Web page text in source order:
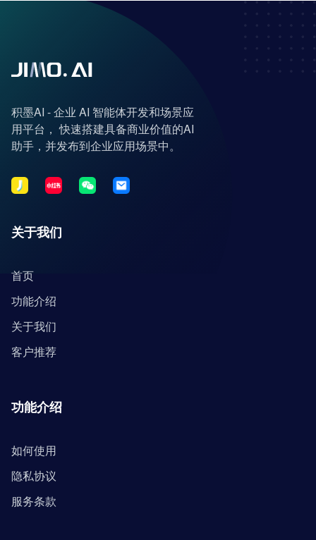
积墨AI - 企业 AI 智能体开发和场景应
用平台， 快速搭建具备商业价值的AI
助手，并发布到企业应用场景中。
关于我们
首页
功能介绍
关于我们
客户推荐
功能介绍
如何使用
隐私协议
服务条款